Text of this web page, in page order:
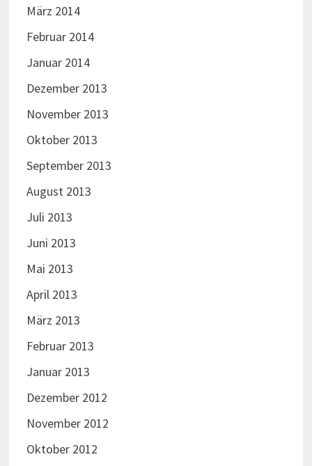
März 2014
Februar 2014
Januar 2014
Dezember 2013
November 2013
Oktober 2013
September 2013
August 2013
Juli 2013
Juni 2013
Mai 2013
April 2013
März 2013
Februar 2013
Januar 2013
Dezember 2012
November 2012
Oktober 2012